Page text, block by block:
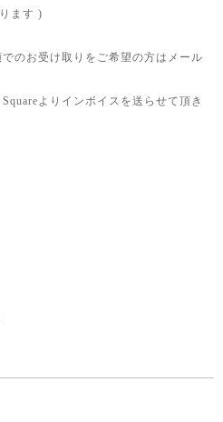
ます )
のお受け取りをご希望の方はメール
よりインボイスを送らせて頂き